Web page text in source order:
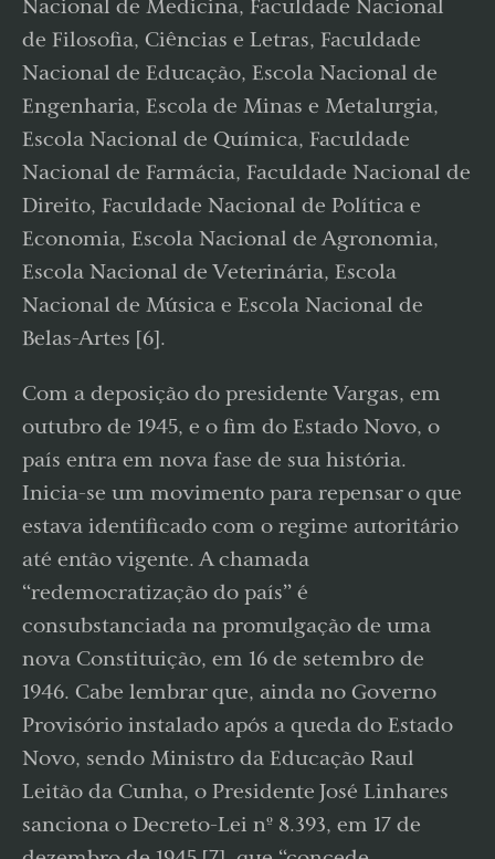
Nacional de Medicina, Faculdade Nacional
de Filosofia, Ciências e Letras, Faculdade
Nacional de Educação, Escola Nacional de
Engenharia, Escola de Minas e Metalurgia,
Escola Nacional de Química, Faculdade
Nacional de Farmácia, Faculdade Nacional de
Direito, Faculdade Nacional de Política e
Economia, Escola Nacional de Agronomia,
Escola Nacional de Veterinária, Escola
Nacional de Música e Escola Nacional de
Belas-Artes [6].
Com a deposição do presidente Vargas, em
outubro de 1945, e o fim do Estado Novo, o
país entra em nova fase de sua história.
Inicia-se um movimento para repensar o que
estava identificado com o regime autoritário
até então vigente. A chamada
“redemocratização do país” é
consubstanciada na promulgação de uma
nova Constituição, em 16 de setembro de
1946. Cabe lembrar que, ainda no Governo
Provisório instalado após a queda do Estado
Novo, sendo Ministro da Educação Raul
Leitão da Cunha, o Presidente José Linhares
sanciona o Decreto-Lei nº 8.393, em 17 de